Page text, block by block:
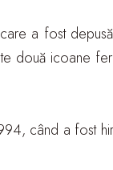
a fost
două icoane
când a fost